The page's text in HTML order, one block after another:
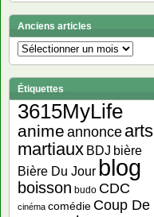
Anciens articles
Anciens
articles
Étiquettes
3615MyLife
anime annonce arts
martiaux BDJ bière
Bière Du Jour blog
boisson budo CDC
cinéma comédie Coup De